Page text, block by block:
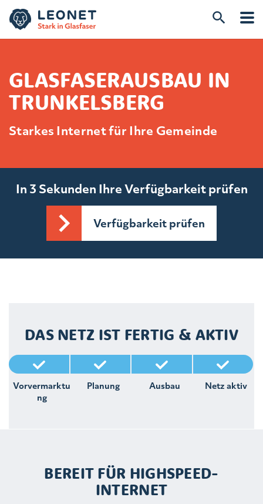
GLASFASERAUSBAU IN
TRUNKELSBERG
Starkes Internet für Ihre Gemeinde
In 3 Sekunden Ihre Verfügbarkeit prüfen
Verfügbarkeit prüfen
DAS NETZ IST FERTIG & AKTIV
Vorvermarktu
ng
Planung Ausbau Netz aktiv
BEREIT FÜR HIGHSPEED-
INTERNET